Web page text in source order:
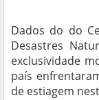
Dados do do
Desastres
exclusividade
país
de estiagem